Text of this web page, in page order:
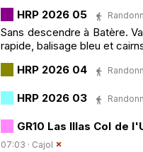
HRP 2026 05
Sans descendre à Batère.
rapide, balisage bleu et
HRP 2026 04
HRP 2026 03
GR10 Las Illas Col de
07:03 · Cajol